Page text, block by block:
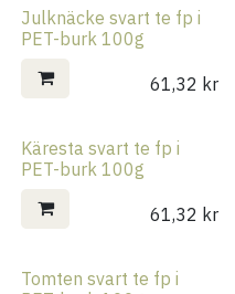
Julknäcke svart te fp i
PET-burk 100g
61,32 kr
Käresta svart te fp i
PET-burk 100g
61,32 kr
Tomten svart te fp i